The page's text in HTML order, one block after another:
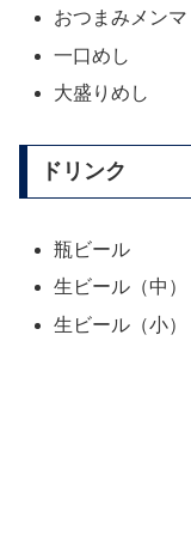
おつまみメンマ
一口めし
大盛りめし
ドリンク
瓶ビール
生ビール（中）
生ビール（小）